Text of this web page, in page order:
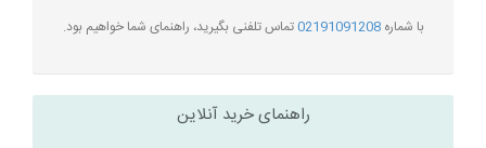
با شماره02191091208تماس تلفنی بگیرید، راهنمای شما خواهیم بود.
راهنمای خرید آنلاین